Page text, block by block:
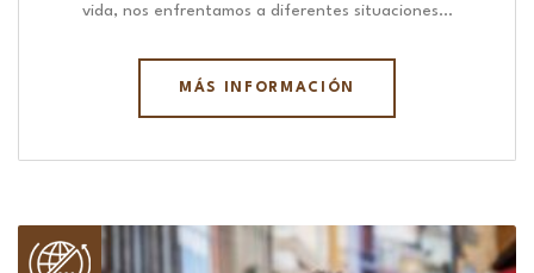
vida, nos enfrentamos a diferentes situaciones…
MÁS INFORMACIÓN